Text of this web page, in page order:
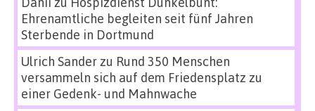
Ehrenamtliche begleiten seit fünf Jahren
Sterbende in Dortmund
Ulrich Sanderzu Rund 350 Menschen
versammeln sich auf dem Friedensplatz zu
einer Gedenk- und Mahnwache